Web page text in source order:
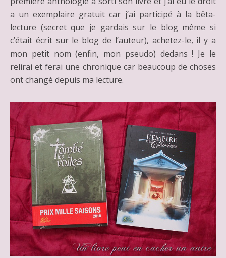
a un exemplaire gratuit car j’ai participé à la bêta-
lecture (secret que je gardais sur le blog même si
c’était écrit sur le blog de l’auteur), achetez-le, il y a
mon petit nom (enfin, mon pseudo) dedans ! Je le
relirai et ferai une chronique car beaucoup de choses
ont changé depuis ma lecture.